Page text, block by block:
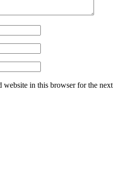
website in this browser for the next